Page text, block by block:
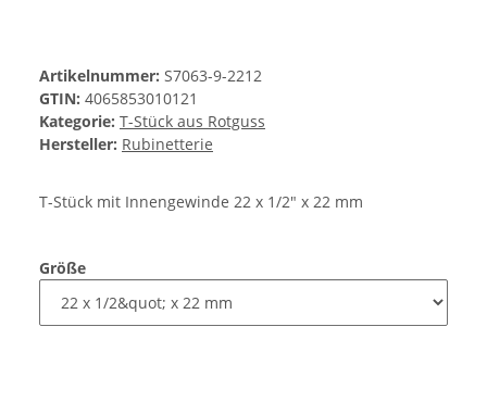
Artikelnummer: S7063-9-2212
GTIN: 4065853010121
Kategorie: T-Stück aus Rotguss
Hersteller: Rubinetterie
T-Stück mit Innengewinde 22 x 1/2" x 22 mm
Größe